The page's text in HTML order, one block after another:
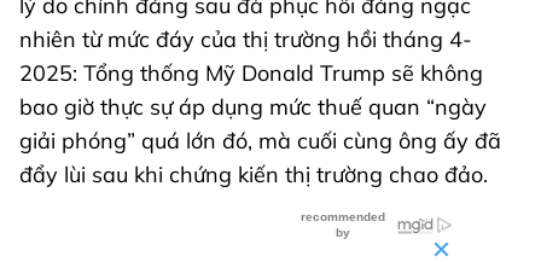
nhiên từ mức đáy của thị trường hồi tháng 4-
2025: Tổng thống Mỹ Donald Trump sẽ không
bao giờ thực sự áp dụng mức thuế quan “ngày
giải phóng” quá lớn đó, mà cuối cùng ông ấy đã
đẩy lùi sau khi chứng kiến thị trường chao đảo.